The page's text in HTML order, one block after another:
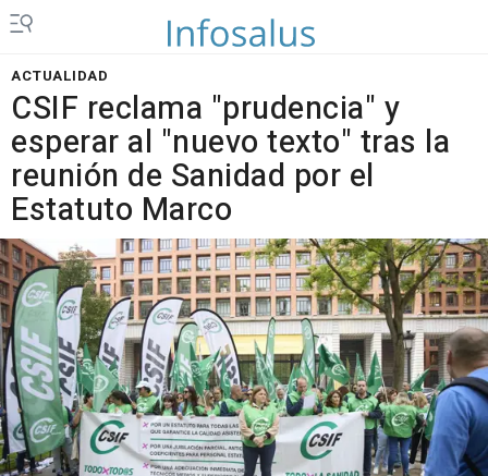
ACTUALIDAD
CSIF reclama "prudencia" y
esperar al "nuevo texto" tras la
reunión de Sanidad por el
Estatuto Marco